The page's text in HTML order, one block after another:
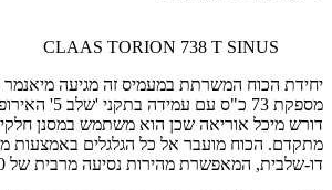
CLAAS TORION 738 T SINUS
מספקת 73 כ"ס עם
דורש מיכל אוריאה שכן הוא משתמש במסנן
מתקדם. הכוח מועבר אל כל הגלגלים באמצעות
דו-שלבית, המאפשרת מהירות נסיעה מרבית של 40 קמ"ש.